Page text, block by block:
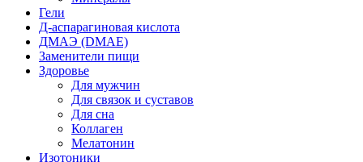
Гели
Д-аспарагиновая кислота
ДМАЭ (DMAE)
Заменители пищи
Здоровье
Для мужчин
Для связок и суставов
Для сна
Коллаген
Мелатонин
Изотоники